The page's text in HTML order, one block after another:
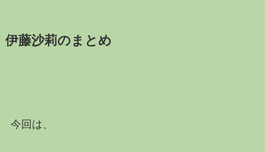
伊藤沙莉のまとめ
今回は、